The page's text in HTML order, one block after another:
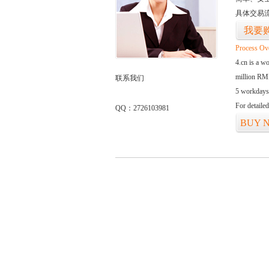
联系我们
QQ：2726103981
具体交易
我要
Process
4.cn is a
million
5
For
BUY